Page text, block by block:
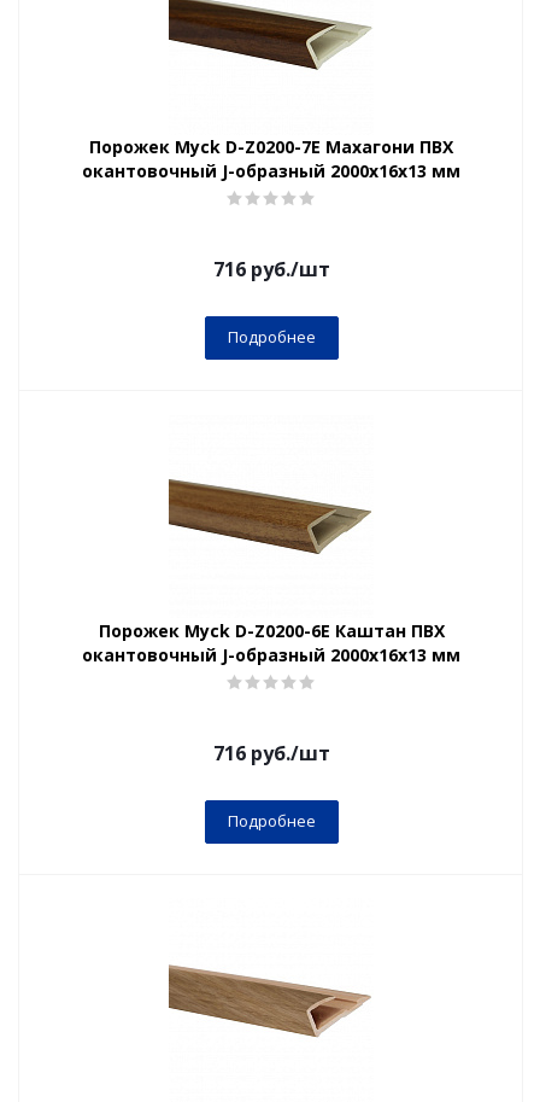
Порожек Myck D-Z0200-7Е Махагони ПВХ
окантовочный J-образный 2000х16х13 мм
716руб./шт
Подробнее
Порожек Myck D-Z0200-6Е Каштан ПВХ
окантовочный J-образный 2000х16х13 мм
716руб./шт
Подробнее